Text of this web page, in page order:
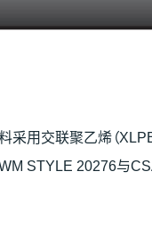
用交联聚乙烯（XLPE
STYLE 20276与